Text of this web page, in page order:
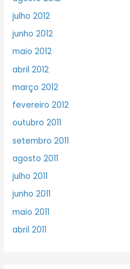
julho 2012
junho 2012
maio 2012
abril 2012
março 2012
fevereiro 2012
outubro 2011
setembro 2011
agosto 2011
julho 2011
junho 2011
maio 2011
abril 2011